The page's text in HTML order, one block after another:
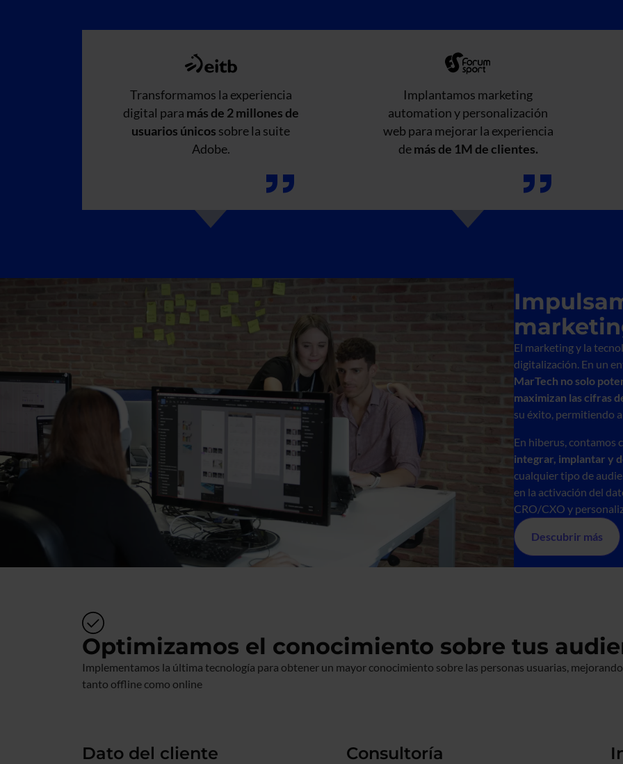
Transformamos la experiencia
digital para más de 2 millones de
usuarios únicos sobre la suite
Adobe.
Implantamos marketing
automation y personalización
web para mejorar la experiencia
demás de 1M de clientes.
El marketing y la
digitalización. En un
MarTech no solo
maximizan las cifras
su éxito, permitiendo
En hiberus, contamos
integrar, implantar y
cualquier tipo de
en la activación del
CRO/CXO y
Descubrir más
Optimizamos el conocimiento sobre tus
Implementamos la última tecnología para obtener un mayor conocimiento sobre las personas usuarias,
tanto offline como online
Dato del cliente Consultoría